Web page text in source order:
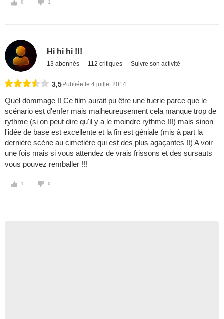
0 1
Hi hi hi !!!
13 abonnés 112 critiques Suivre son activité
3,5 Publiée le 4 juillet 2014
Quel dommage !! Ce film aurait pu être une tuerie parce que le
scénario est d'enfer mais malheureusement cela manque trop de
rythme (si on peut dire qu'il y a le moindre rythme !!!) mais sinon
l'idée de base est excellente et la fin est géniale (mis à part la
dernière scène au cimetière qui est des plus agaçantes !!) A voir
une fois mais si vous attendez de vrais frissons et des sursauts
vous pouvez remballer !!!
1 0